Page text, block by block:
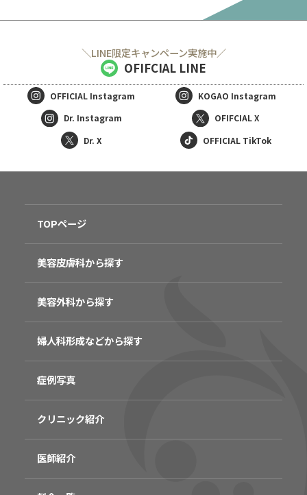
＼LINE限定キャンペーン実施中／
OFIFCIAL LINE
OFFICIAL Instagram KOGAO Instagram
Dr. Instagram
OFIFCIAL X
Dr. X
OFFICIAL TikTok
TOPページ
美容皮膚科から探す
美容外科から探す
婦人科形成などから探す
症例写真
クリニック紹介
医師紹介